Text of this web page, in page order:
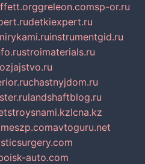
greleon.comsp-or.ru
detkiexpert.ru
instrumentgid.ru
stroimaterials.ru
chastnyjdom.ru
landshaftblog.ru
stroysnami.kzlcna.kz
avtoguru.net
auto.com